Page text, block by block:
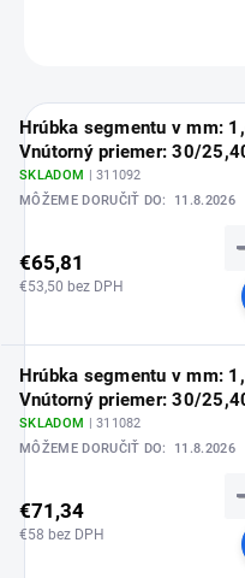
Hrúbka segmentu v mm:
Vnútorný priemer: 30/
SKLADOM
| 311092
MÔŽEME DORUČIŤ DO:
11.8.2026
€65,81
€53,50 bez DPH
Hrúbka segmentu v mm:
Vnútorný priemer: 30/
SKLADOM
| 311082
MÔŽEME DORUČIŤ DO:
11.8.2026
€71,34
€58 bez DPH